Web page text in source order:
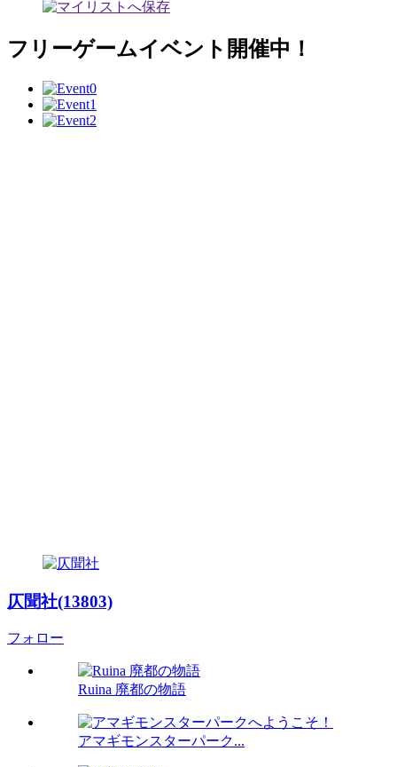
フリーゲームイベント開催中！
仄聞社(13803)
フォロー
Ruina 廃都の物語
アマギモンスターパーク...